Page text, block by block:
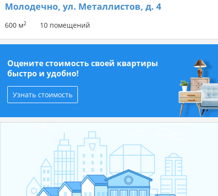
Молодечно, ул. Металлистов, д. 4
600 м2 10 помещений
Оцените стоимость своей квартиры
быстро и удобно!
Узнать стоимость